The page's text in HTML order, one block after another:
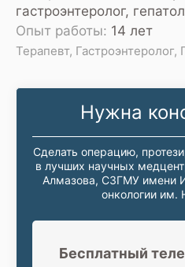
гастроэнтеролог,
Опыт работы: 14 лет
Терапевт, Гастроэнтеролог,
Нужна
Сделать операцию,
в лучших научных
Алмазова, СЗГМУ имени
онкологии им.
Бесплатный